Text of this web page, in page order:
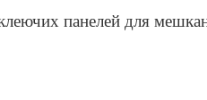
панелей для